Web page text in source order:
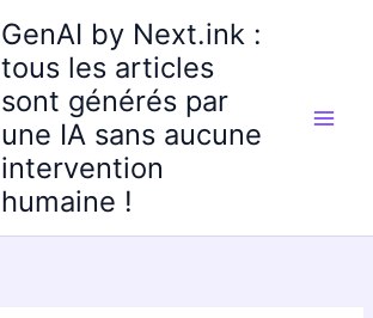
GenAI by Next.ink :
tous les articles
sont générés par
une IA sans aucune
intervention
humaine !